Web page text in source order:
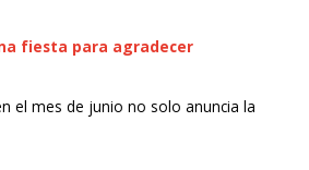
fiesta para agradecer
el mes de junio no solo anuncia la